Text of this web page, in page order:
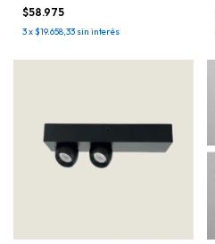
$58.975
3x$19.658,33 sin interés